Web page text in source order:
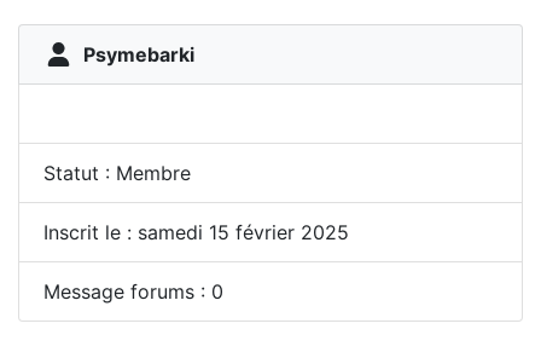
Psymebarki
Statut : Membre
Inscrit le : samedi 15 février 2025
Message forums : 0